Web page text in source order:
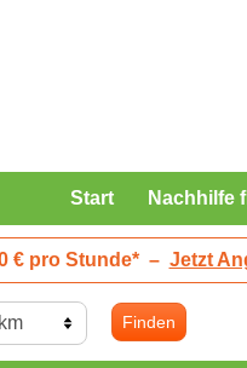
Start Nachhilfe
€ pro Stunde* – Jetzt
Finden